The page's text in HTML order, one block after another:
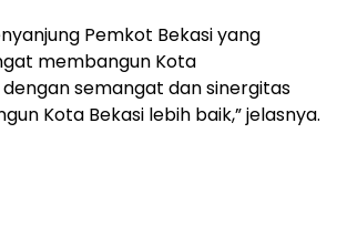
Pemkot Bekasi yang
membangun Kota
dengan semangat dan sinergitas
Kota Bekasi lebih baik,” jelasnya.